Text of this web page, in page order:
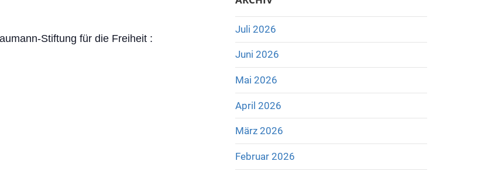
Stiftung für die Freiheit :
Juli 2026
Juni 2026
Mai 2026
April 2026
März 2026
Februar 2026